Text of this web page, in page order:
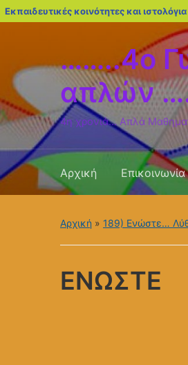
Εκπαιδευτικές κοινότητες και ιστολόγια
……..4o
απλών
4η χρονιά… Απλά
Αρχική Επικοινωνία
Αρχική » 189) Ενώστε…
ΕΝΩΣΤΕ